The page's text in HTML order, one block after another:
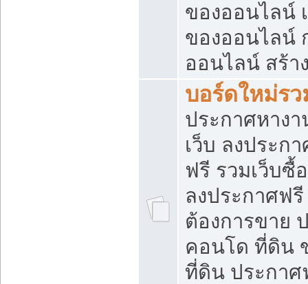
ของออนไลน์
ของออนไลน์
ออนไลน์ สร้า
บอร์ดใหม่ร
ประกาศหาง
เว็บ ลงประก
ฟรี รวมเว็บซื้
ลงประกาศฟ
ต้องการขาย
คอนโด ที่ดิน
ที่ดิน ประกา